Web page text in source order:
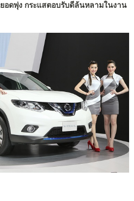
ยอดพุ่ง กระแสตอบรับดีล้นหลามในงาน